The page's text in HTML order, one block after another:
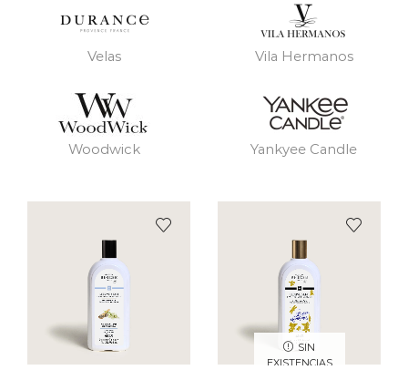
Velas Vila Hermanos
Woodwick Yankyee Candle
SIN
EXISTENCIAS